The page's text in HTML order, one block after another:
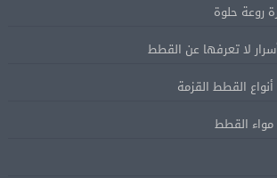
روعة حلوة
لا تعرفها عن القطط
القطط القزمة
القطط